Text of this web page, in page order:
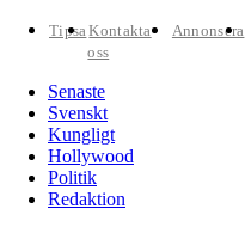
TipsaKontakta
oss
Annonsera
Senaste
Svenskt
Kungligt
Hollywood
Politik
Redaktion